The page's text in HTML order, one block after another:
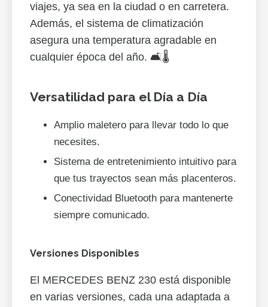
viajes, ya sea en la ciudad o en carretera.
Además, el sistema de climatización
asegura una temperatura agradable en
cualquier época del año. 🛋️🌡️
Versatilidad para el Día a Día
Amplio maletero para llevar todo lo que
necesites.
Sistema de entretenimiento intuitivo para
que tus trayectos sean más placenteros.
Conectividad Bluetooth para mantenerte
siempre comunicado.
Versiones Disponibles
El MERCEDES BENZ 230 está disponible
en varias versiones, cada una adaptada a